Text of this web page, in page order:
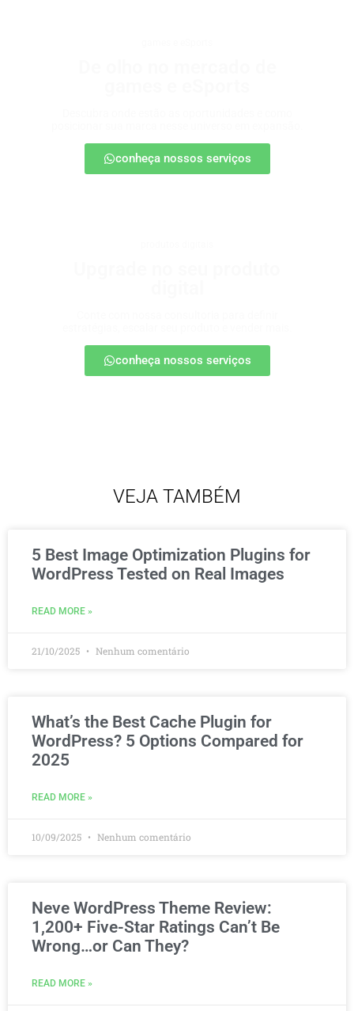
conheça nossos serviços
conheça nossos serviços
VEJA TAMBÉM
5 Best Image Optimization Plugins for
WordPress Tested on Real Images
READ MORE »
21/10/2025 Nenhum comentário
What’s the Best Cache Plugin for
WordPress? 5 Options Compared for
2025
READ MORE »
10/09/2025 Nenhum comentário
Neve WordPress Theme Review:
1,200+ Five-Star Ratings Can’t Be
Wrong…or Can They?
READ MORE »